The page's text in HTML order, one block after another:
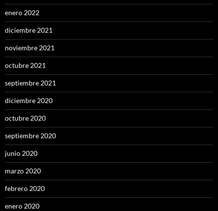
enero 2022
diciembre 2021
noviembre 2021
octubre 2021
septiembre 2021
diciembre 2020
octubre 2020
septiembre 2020
junio 2020
marzo 2020
febrero 2020
enero 2020